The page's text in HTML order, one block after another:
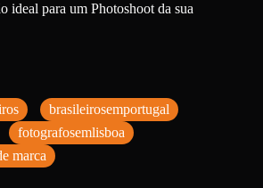
ideal para um Photoshoot da sua
brasileirosemportugal
fotografosemlisboa
marca